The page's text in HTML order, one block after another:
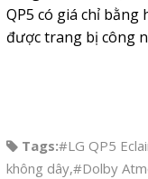
QP5 có giá chỉ
được trang bị công
Tags:#LG QP5
không dây,#Dolby